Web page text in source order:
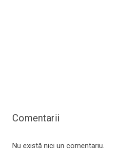
Comentarii
Nu există nici un comentariu.